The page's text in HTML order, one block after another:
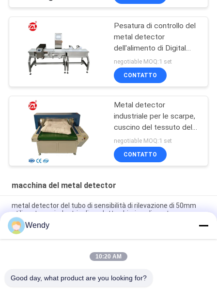
Pesatura di controllo del
metal detector
dell'alimento di Digital
combinata luce
automatica dell'allarme
negotiable MOQ:1 set
CONTATTO
Metal detector
industriale per le scarpe,
cuscino del tessuto del
touch screen dello SpA
negotiable MOQ:1 set
CONTATTO
macchina del metal detector
metal detector del tubo di sensibilità di rilevazione di 50mm
utilizzato per industria di prodotto chimico alimentare
Controllo solido del nastro trasportatore della struttura
SUS304 che pesa la macchina del sistema
Bilancia del controllo di stabilità e di alta precisione con lo SpA
Wendy
10:20 AM
Good day, what product are you looking for?